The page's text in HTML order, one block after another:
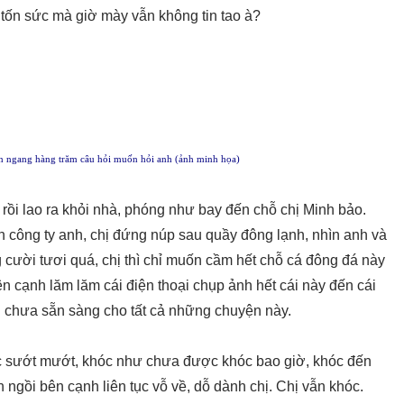
sức mà giờ mày vẫn không tin tao à?
ngang hàng trăm câu hỏi muốn hỏi anh (ảnh minh họa)
lao ra khỏi nhà, phóng như bay đến chỗ chị Minh bảo.
công ty anh, chị đứng núp sau quầy đông lạnh, nhìn anh và
tươi quá, chị thì chỉ muốn cầm hết chỗ cá đông đá này
cạnh lăm lăm cái điện thoại chụp ảnh hết cái này đến cái
sẵn sàng cho tất cả những chuyện này.
sướt mướt, khóc như chưa được khóc bao giờ, khóc đến
bên cạnh liên tục vỗ về, dỗ dành chị. Chị vẫn khóc.